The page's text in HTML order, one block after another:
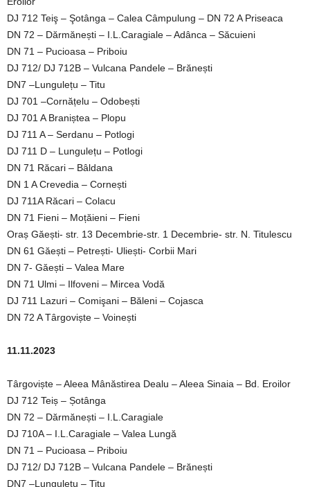
DJ 712 Teiş – Şotânga – Calea Câmpulung – DN 72 A Priseaca
DN 72 – Dărmănești – I.L.Caragiale – Adânca – Săcuieni
DN 71 – Pucioasa – Priboiu
DJ 712/ DJ 712B – Vulcana Pandele – Brănești
DN7 –Lungulețu – Titu
DJ 701 –Cornățelu – Odobești
DJ 701 A Braniștea – Plopu
DJ 711 A – Serdanu – Potlogi
DJ 711 D – Lungulețu – Potlogi
DN 71 Răcari – Bâldana
DN 1 A Crevedia – Cornești
DJ 711A Răcari – Colacu
DN 71 Fieni – Moțăieni – Fieni
Oraș Găești- str. 13 Decembrie-str. 1 Decembrie- str. N. Titulescu
DN 61 Găești – Petrești- Uliești- Corbii Mari
DN 7- Găești – Valea Mare
DN 71 Ulmi – Ilfoveni – Mircea Vodă
DJ 711 Lazuri – Comişani – Băleni – Cojasca
DN 72 A Târgoviște – Voinești
11.11.2023
Târgoviște – Aleea Mânăstirea Dealu – Aleea Sinaia – Bd. Eroilor
DJ 712 Teiș – Șotânga
DN 72 – Dărmănești – I.L.Caragiale
DJ 710A – I.L.Caragiale – Valea Lungă
DN 71 – Pucioasa – Priboiu
DJ 712/ DJ 712B – Vulcana Pandele – Brănești
DN7 –Lungulețu – Titu